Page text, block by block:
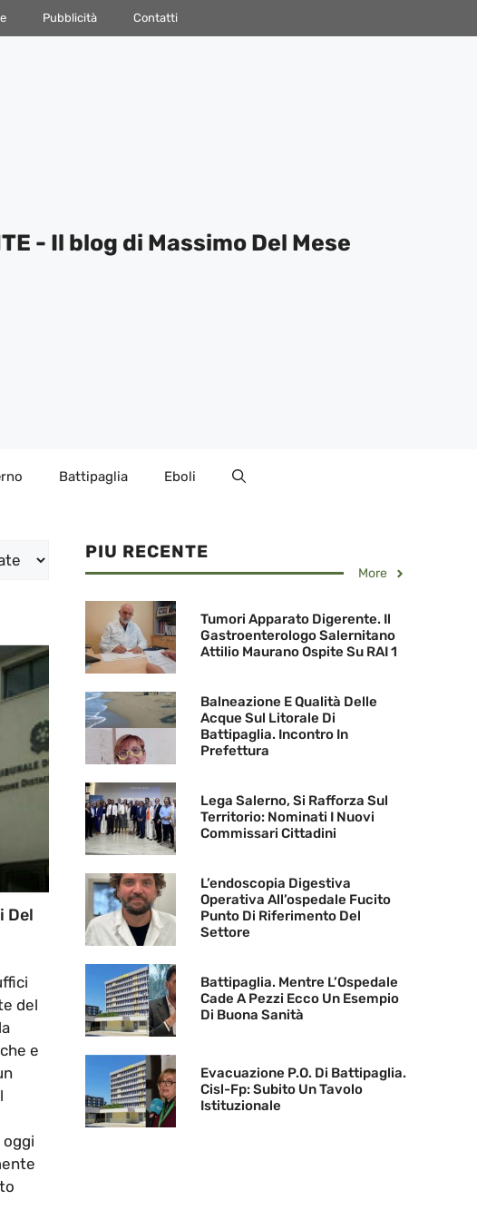
Pubblicità Contatti
- Il blog di Massimo Del Mese
Battipaglia Eboli
Del
del
e
PIU RECENTE
More
Tumori Apparato Digerente. Il
Gastroenterologo Salernitano
Attilio Maurano Ospite Su RAI 1
Balneazione E Qualità Delle
Acque Sul Litorale Di
Battipaglia. Incontro In
Prefettura
Lega Salerno, Si Rafforza Sul
Territorio: Nominati I Nuovi
Commissari Cittadini
L’endoscopia Digestiva
Operativa All’ospedale Fucito
Punto Di Riferimento Del
Settore
Battipaglia. Mentre L’Ospedale
Cade A Pezzi Ecco Un Esempio
Di Buona Sanità
Evacuazione P.O. Di Battipaglia.
Cisl-Fp: Subito Un Tavolo
Istituzionale